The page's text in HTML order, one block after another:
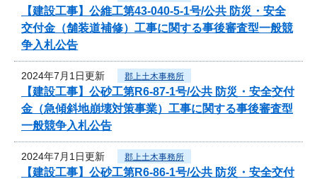
【建設工事】公維工第43-040-5-1号/公共 防災・安全
交付金（舗装道補修）工事に関する事後審査型一般競
争入札公告
2024年7月1日更新 郡上土木事務所
【建設工事】公砂工第R6-87-1号/公共 防災・安全交付
金（急傾斜地崩壊対策事業）工事に関する事後審査型
一般競争入札公告
2024年7月1日更新 郡上土木事務所
【建設工事】公砂工第R6-86-1号/公共 防災・安全交付